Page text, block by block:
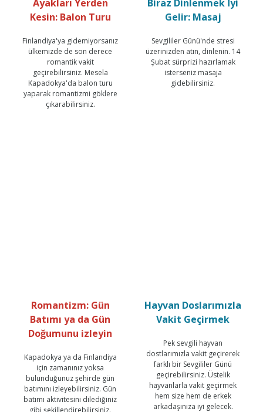
Ayakları Yerden
Kesin: Balon Turu
Finlandiya'ya gidemiyorsanız
ülkemizde de son derece
romantik vakit
geçirebilirsiniz. Mesela
Kapadokya'da balon turu
yaparak romantizmi göklere
çıkarabilirsiniz.
Romantizm: Gün
Batımı ya da Gün
Doğumunu izleyin
Kapadokya ya da Finlandiya
için zamanınız yoksa
bulunduğunuz şehirde gün
batımını izleyebilirsiniz. Gün
batımı aktivitesini dilediğiniz
gibi şekillendirebilirsiniz.
Biraz Dinlenmek İyi
Gelir: Masaj
Sevgililer Günü'nde stresi
üzerinizden atın, dinlenin. 14
Şubat sürprizi hazırlamak
isterseniz masaja
gidebilirsiniz.
Hayvan Doslarımızla
Vakit Geçirmek
Pek sevgili hayvan
dostlarımızla vakit geçirerek
farklı bir Sevgililer Günü
geçirebilirsiniz. Üstelik
hayvanlarla vakit geçirmek
hem size hem de erkek
arkadaşınıza iyi gelecek.